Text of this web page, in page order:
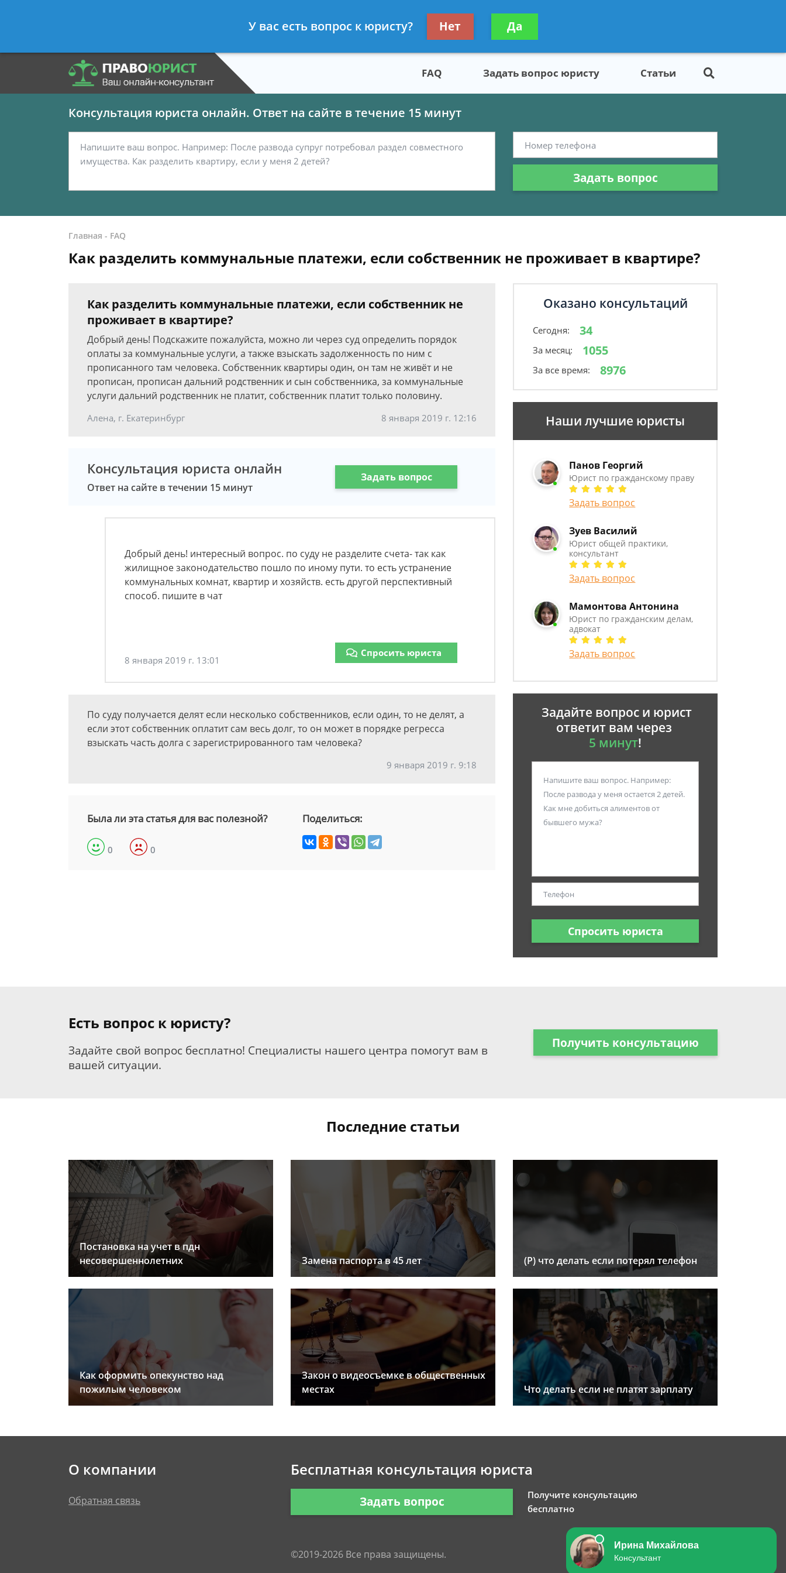
- Юрист по гражданскому праву
Получите консультацию
бесплатно
FAQ Задать вопрос юристу Статьи
Консультация юриста онлайн. Ответ на сайте в течение 15 минут
Задать вопрос
Главная - FAQ
Как разделить коммунальные платежи, если собственник не проживает в квартире?
Как разделить коммунальные платежи, если собственник не
проживает в квартире?
Добрый день! Подскажите пожалуйста, можно ли через суд определить порядок
оплаты за коммунальные услуги, а также взыскать задолженность по ним с
прописанного там человека. Собственник квартиры один, он там не живёт и не
прописан, прописан дальний родственник и сын собственника, за коммунальные
услуги дальний родственник не платит, собственник платит только половину.
Алена, г. Екатеринбург 8 января 2019 г. 12:16
Консультация юриста онлайн
Ответ на сайте в течении 15 минут
Задать вопрос
Добрый день! интересный вопрос. по суду не разделите счета- так как
жилищное законодательство пошло по иному пути. то есть устранение
коммунальных комнат, квартир и хозяйств. есть другой перспективный
способ. пишите в чат
8 января 2019 г. 13:01
Спросить юриста
По суду получается делят если несколько собственников, если один, то не делят, а
если этот собственник оплатит сам весь долг, то он может в порядке регресса
взыскать часть долга с зарегистрированного там человека?
9 января 2019 г. 9:18
Была ли эта статья для вас полезной?
0 0
Поделиться:
Оказано консультаций
Сегодня: 34
За месяц: 1055
За все время: 8976
Наши лучшие юристы
Панов Георгий
Юрист по гражданскому праву
Задать вопрос
Зуев Василий
Юрист общей практики,
консультант
Задать вопрос
Мамонтова Антонина
Юрист по гражданским делам,
адвокат
Задать вопрос
Задайте вопрос и юрист
ответит вам через
5 минут!
Спросить юриста
Есть вопрос к юристу?
Задайте свой вопрос бесплатно! Специалисты нашего центра помогут вам в
вашей ситуации.
Получить консультацию
Последние статьи
Постановка на учет в пдн
несовершеннолетних
Замена паспорта в 45 лет (Р) что делать если потерял телефон
Как оформить опекунство над
пожилым человеком
Закон о видеосъемке в общественных
местах
Что делать если не платят зарплату
О компании
Обратная связь
Бесплатная консультация юриста
Задать вопрос
Получите консультацию
бесплатно
©2019-2026 Все права защищены.
У вас есть вопрос к юристу? Нет Да